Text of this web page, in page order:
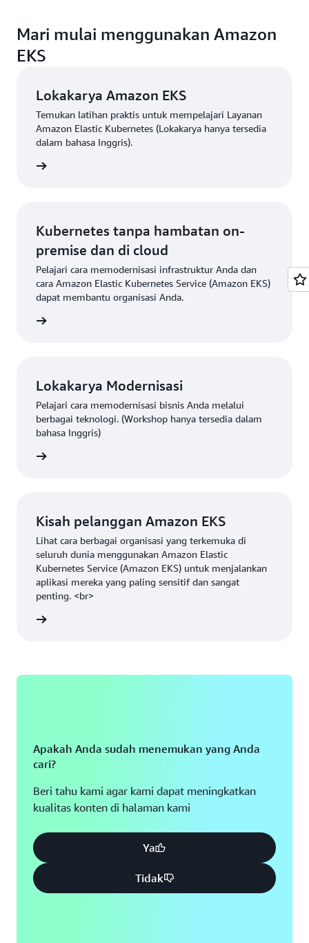
lunak di Amazon EKS Distro) on-premise,
termasuk di mesin virtual (VM) dan server bare
metal Anda sendiri. AWS Outposts adalah
infrastruktur, layanan, API, dan alat AWS ke
hampir semua situs yang terhubung. Dengan
Amazon EKS on Outposts, Anda dapat mengelola
kontainer on-premise dengan kemudahan yang
sama seperti saat Anda mengelola kontainer di
rendah untuk sistem on-premise.
AI/ML, dan layanan stateful (basis data).
Mari mulai menggunakan Amazon
EKS
Lokakarya Amazon EKS
Temukan latihan praktis untuk mempelajari Layanan
Amazon Elastic Kubernetes (Lokakarya hanya tersedia
dalam bahasa Inggris).
Kubernetes tanpa hambatan on-
premise dan di cloud
Pelajari cara memodernisasi infrastruktur Anda dan
cara Amazon Elastic Kubernetes Service (Amazon EKS)
dapat membantu organisasi Anda.
Lokakarya Modernisasi
Pelajari cara memodernisasi bisnis Anda melalui
berbagai teknologi. (Workshop hanya tersedia dalam
bahasa Inggris)
Kisah pelanggan Amazon EKS
Lihat cara berbagai organisasi yang terkemuka di
seluruh dunia menggunakan Amazon Elastic
Kubernetes Service (Amazon EKS) untuk menjalankan
aplikasi mereka yang paling sensitif dan sangat
penting. <br>
Apakah Anda sudah menemukan yang Anda
cari?
Beri tahu kami agar kami dapat meningkatkan
kualitas konten di halaman kami
Ya
Tidak